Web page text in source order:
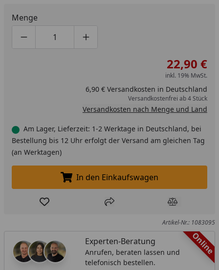
Menge
Produktmenge um eins verringern
Produktmenge manuell eingeben
Produktmenge um eins erhöhen
22,90 €
inkl. 19% MwSt.
6,90 € Versandkosten in Deutschland
Versandkostenfrei ab 4 Stück
Versandkosten nach Menge und Land
Am Lager, Lieferzeit: 1-2 Werktage in Deutschland, bei
Bestellung bis 12 Uhr erfolgt der Versand am gleichen Tag
(an Werktagen)
In den Einkaufswagen legen
In den Einkaufswagen
Produkt zur Wunschliste hinzufügen
Teilen Produkt
Artikel-Nr.: 1083095
Online
Experten-Beratung
Anrufen, beraten lassen und
telefonisch bestellen.